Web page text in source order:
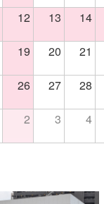
12 13 14
19 20 21
26 27 28
2 3 4